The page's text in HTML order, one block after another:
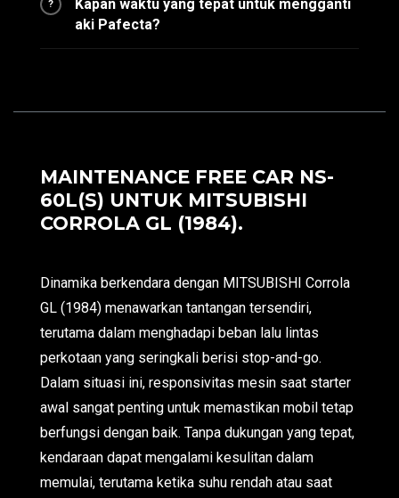
?
Kapan waktu yang tepat untuk mengganti
aki Pafecta?
MAINTENANCE FREE CAR NS-
60L(S) UNTUK MITSUBISHI
CORROLA GL (1984).
Dinamika berkendara dengan MITSUBISHI Corrola
GL (1984) menawarkan tantangan tersendiri,
terutama dalam menghadapi beban lalu lintas
perkotaan yang seringkali berisi stop-and-go.
Dalam situasi ini, responsivitas mesin saat starter
awal sangat penting untuk memastikan mobil tetap
berfungsi dengan baik. Tanpa dukungan yang tepat,
kendaraan dapat mengalami kesulitan dalam
memulai, terutama ketika suhu rendah atau saat